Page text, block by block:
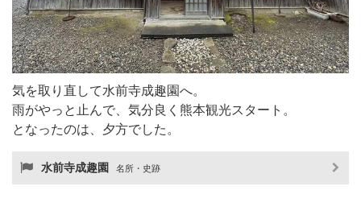
気を取り直して水前寺成趣園へ。
雨がやっと止んで、気分良く熊本観光スタート。
となったのは、夕方でした。
水前寺成趣園 名所・史跡